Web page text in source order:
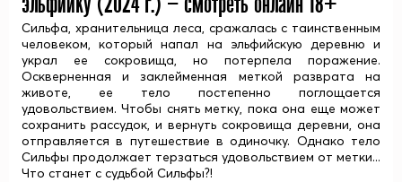
Сильфа, хранительница леса, сражалась с таинственным
человеком, который напал на эльфийскую деревню и
украл ее сокровища, но потерпела поражение.
Оскверненная и заклейменная меткой разврата на
животе, ее тело постепенно поглощается
удовольствием. Чтобы снять метку, пока она еще может
сохранить рассудок, и вернуть сокровища деревни, она
отправляется в путешествие в одиночку. Однако тело
Сильфы продолжает терзаться удовольствием от метки...
Что станет с судьбой Сильфы?!